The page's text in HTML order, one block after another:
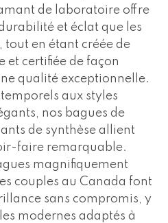
de laboratoire offre
et éclat que les
en étant créée de
et certifiée de façon
qualité exceptionnelle.
aux styles
nos bagues de
de synthèse allient
faire remarquable.
magnifiquement
couples au Canada font
sans compromis, y
modernes adaptés à